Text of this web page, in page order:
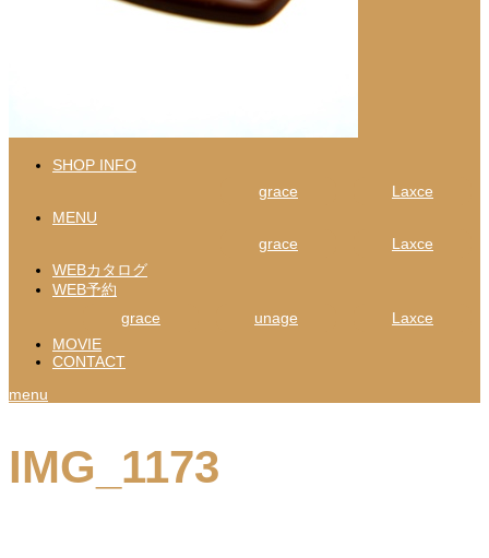
SHOP INFO
grace
Laxce
MENU
grace
Laxce
WEBカタログ
WEB予約
grace
unage
Laxce
MOVIE
CONTACT
menu
IMG_1173